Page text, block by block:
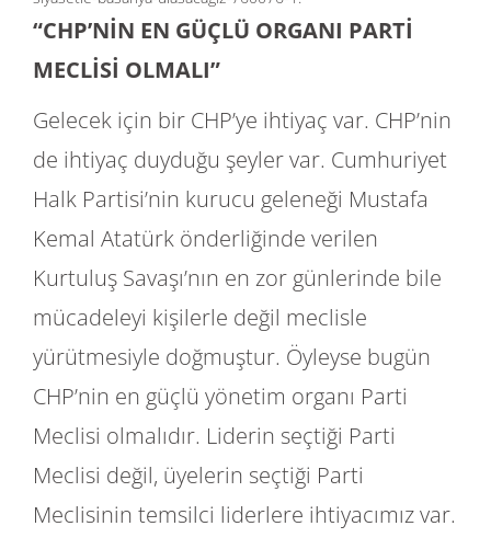
“CHP’NİN EN GÜÇLÜ ORGANI PARTİ
MECLİSİ OLMALI”
Gelecek için bir CHP’ye ihtiyaç var. CHP’nin
de ihtiyaç duyduğu şeyler var. Cumhuriyet
Halk Partisi’nin kurucu geleneği Mustafa
Kemal Atatürk önderliğinde verilen
Kurtuluş Savaşı’nın en zor günlerinde bile
mücadeleyi kişilerle değil meclisle
yürütmesiyle doğmuştur. Öyleyse bugün
CHP’nin en güçlü yönetim organı Parti
Meclisi olmalıdır. Liderin seçtiği Parti
Meclisi değil, üyelerin seçtiği Parti
Meclisinin temsilci liderlere ihtiyacımız var.